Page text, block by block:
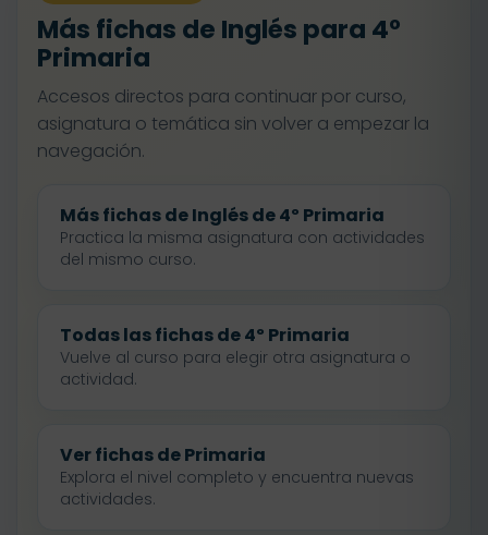
Más fichas de Inglés para 4º
Primaria
Accesos directos para continuar por curso,
asignatura o temática sin volver a empezar la
navegación.
Más fichas de Inglés de 4º Primaria
Practica la misma asignatura con actividades
del mismo curso.
Todas las fichas de 4º Primaria
Vuelve al curso para elegir otra asignatura o
actividad.
Ver fichas de Primaria
Explora el nivel completo y encuentra nuevas
actividades.